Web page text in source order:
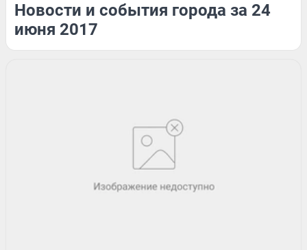
Новости и события города за 24
июня 2017